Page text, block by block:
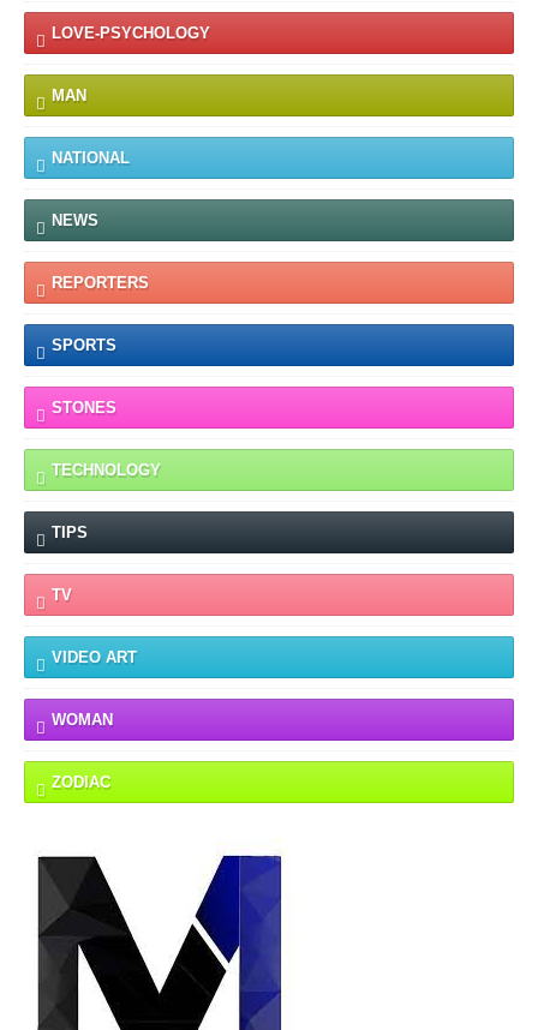
LOVE-PSYCHOLOGY
MAN
NATIONAL
NEWS
REPORTERS
SPORTS
STONES
TECHNOLOGY
TIPS
TV
VIDEO ART
WOMAN
ZODIAC